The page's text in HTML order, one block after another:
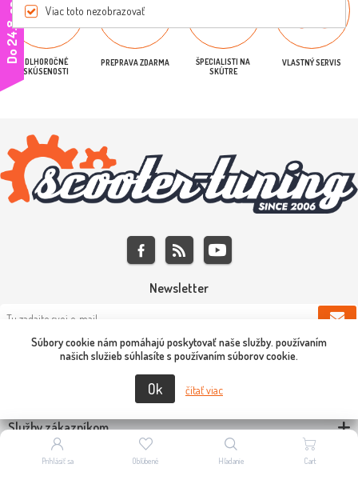
DLHOROČNÉ
SKÚSENOSTI
PREPRAVA ZDARMA
ŠPECIALISTI NA
SKÚTRE
VLASTNÝ SERVIS
Newsletter
Služby zákazníkom
Môj účet
D
o
2
4
.
8
.
s
a
n
á
m
p
r
e
d
o
v
o
l
e
n
k
u
n
e
d
o
v
o
l
á
t
Súbory cookie nám pomáhajú poskytovať naše služby. používaním
našich služieb súhlasíte s používaním súborov cookie.
Ok čítať viac
Prihlásiť sa Obľúbené Hľadanie Cart
Viac toto nezobrazovať